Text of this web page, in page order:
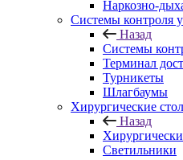
Наркозно-
Системы контроля
Назад
Системы
Терминал
Турникеты
Шлагбаумы
Хирургические
Назад
Светильники